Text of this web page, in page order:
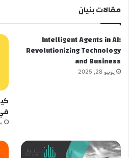
مقالات بنيان
Intelligent Agents in AI:
Revolutionizing Technology
and Business
يونيو 28, 2025